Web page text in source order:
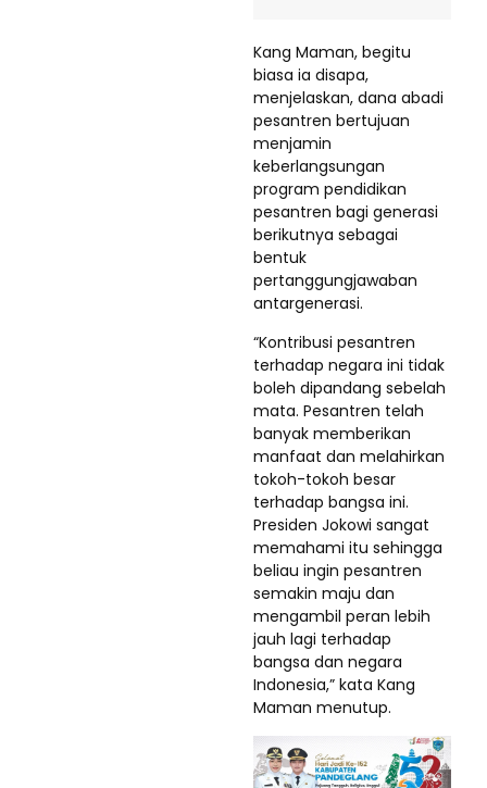
Kang Maman, begitu
biasa ia disapa,
menjelaskan, dana abadi
pesantren bertujuan
menjamin
keberlangsungan
program pendidikan
pesantren bagi generasi
berikutnya sebagai
bentuk
pertanggungjawaban
antargenerasi.
“Kontribusi pesantren
terhadap negara ini tidak
boleh dipandang sebelah
mata. Pesantren telah
banyak memberikan
manfaat dan melahirkan
tokoh-tokoh besar
terhadap bangsa ini.
Presiden Jokowi sangat
memahami itu sehingga
beliau ingin pesantren
semakin maju dan
mengambil peran lebih
jauh lagi terhadap
bangsa dan negara
Indonesia,” kata Kang
Maman menutup.